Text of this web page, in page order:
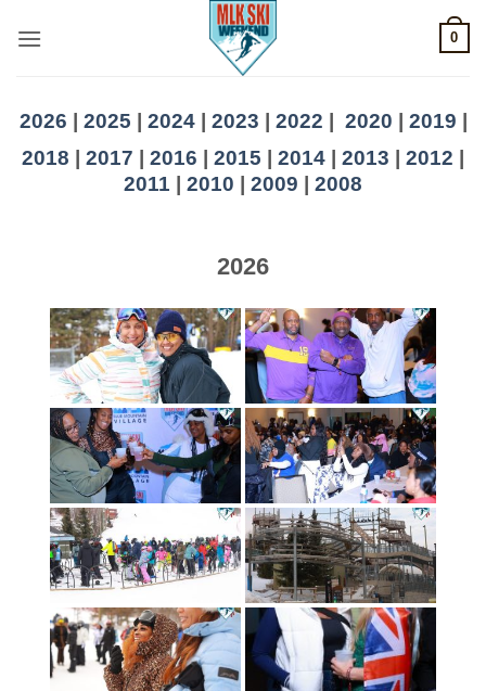
0
2026 2025 2024| 2023 2022 2020 2019
2018 | 2017 | 2016 | 2015 | 2014 | 2013 | 2012 |
2011 | 2010 | 2009 | 2008
2026